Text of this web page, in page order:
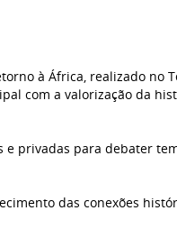
à África, realizado no
com a valorização da
privadas para debater
das conexões